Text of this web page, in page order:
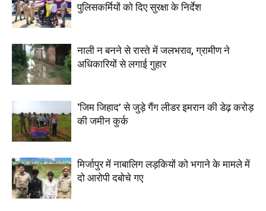
पुलिसकर्मियों को दिए सुरक्षा के निर्देश
नाली न बनने से रास्ते में जलभराव, ग्रामीण ने
अधिकारियों से लगाई गुहार
‘जिम जिहाद’ से जुड़े गैंग लीडर इमरान की डेढ़ करोड़
की जमीन कुर्क
मिर्जापुर में नाबालिग लड़कियों को भगाने के मामले में
दो आरोपी दबोचे गए